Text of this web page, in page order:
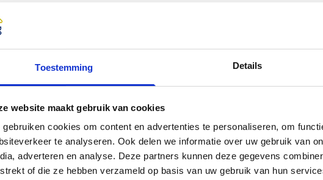
Toestemming Details
website maakt gebruik van cookies
gebruiken cookies om content en advertenties te personaliseren, om
te analyseren. Ook delen we informatie over uw gebruik van
adverteren en analyse. Deze partners kunnen deze gegevens
of die ze hebben verzameld op basis van uw gebruik van hun
is. Misschien kan één van jullie het huis overnemen. Of jullie